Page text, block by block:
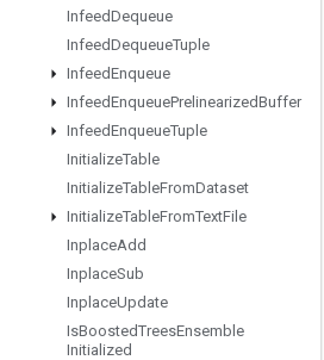
InfeedDequeue
InfeedDequeueTuple
InfeedEnqueue
InfeedEnqueuePrelinearizedBuffer
InfeedEnqueueTuple
InitializeTable
InitializeTableFromDataset
InitializeTableFromTextFile
InplaceAdd
InplaceSub
InplaceUpdate
IsBoostedTreesEnsemble
Initialized